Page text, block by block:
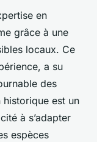
en
grâce à une
locaux. Ce
a su
des
est un
à s’adapter
espèces